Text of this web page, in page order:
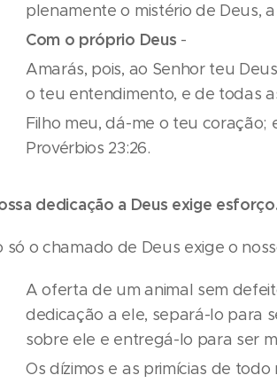
plenamente o mistério de Deus,
Com o próprio Deus -
Amarás, pois, ao Senhor teu
o teu entendimento, e de todas
Filho meu, dá-me o teu coração;
Provérbios 23:26.
dedicação a Deus exige
só o chamado de Deus exige o
A oferta de um animal sem
dedicação a ele, separá-lo para
sobre ele e entregá-lo para ser
Os dízimos e as primícias de